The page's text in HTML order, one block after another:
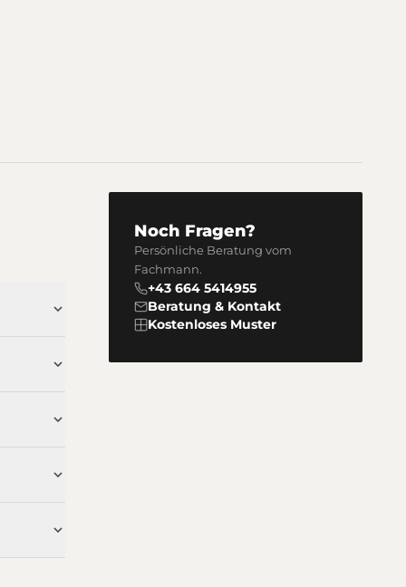
Noch Fragen?
Persönliche Beratung vom
Fachmann.
+43 664 5414955
Beratung & Kontakt
Kostenloses Muster